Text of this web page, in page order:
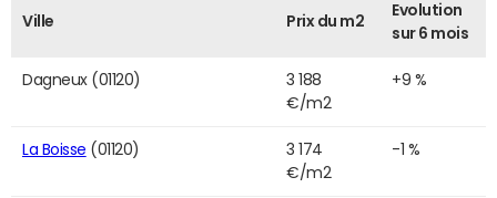
Ville Prix du m2
Evolution
sur 6 mois
Dagneux (01120)
3 188
€/m2
+9 %
La Boisse (01120)
3 174
€/m2
-1 %